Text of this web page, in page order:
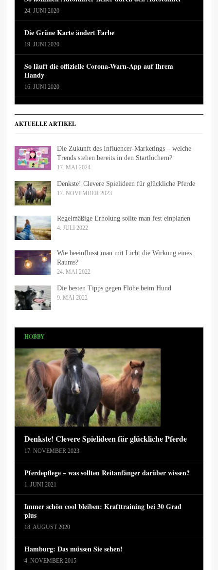
24. JUNI 2020
Die Grüne Karte ändert Farbe
19. JUNI 2020
So läuft die offizielle Corona-Warn-App auf Ihrem
Handy
16. JUNI 2020
AKTUELLE ARTIKEL
Die Zukunft des Influencer-Marketings – welche
Trends stehen bereits in den Startlöchern?
17. MAI 2024
Denkste! Clevere Spielideen für glückliche Pferde
17. NOVEMBER 2023
Regelmäßige Erholung sollte man fest einplanen
4. JULI 2022
Wie beeinflusst man mit Licht die Wirkung eines
Raums?
24. MAI 2022
Die besten Tipps gegen Flöhe beim Hund
9. MAI 2022
HOBBY
Denkste! Clevere Spielideen für glückliche Pferde
17. NOVEMBER 2023
Pferdepflege – was sollten Reitanfänger darüber wissen?
1. JUNI 2021
Immer schön cool bleiben: Krafttraining bei 30 Grad
plus
18. AUGUST 2020
Hamburg: Das müssen Sie sehen!
4. NOVEMBER 2015